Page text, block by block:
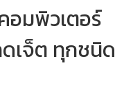
อมพิวเตอร์
เจ็ต ทุกชนิด